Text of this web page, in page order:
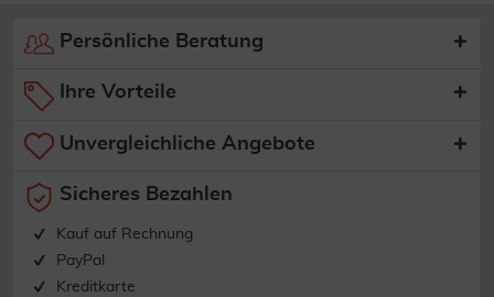
Persönliche Beratung
Ihre Vorteile
Unvergleichliche Angebote
Sicheres Bezahlen
Kauf auf Rechnung
PayPal
Kreditkarte